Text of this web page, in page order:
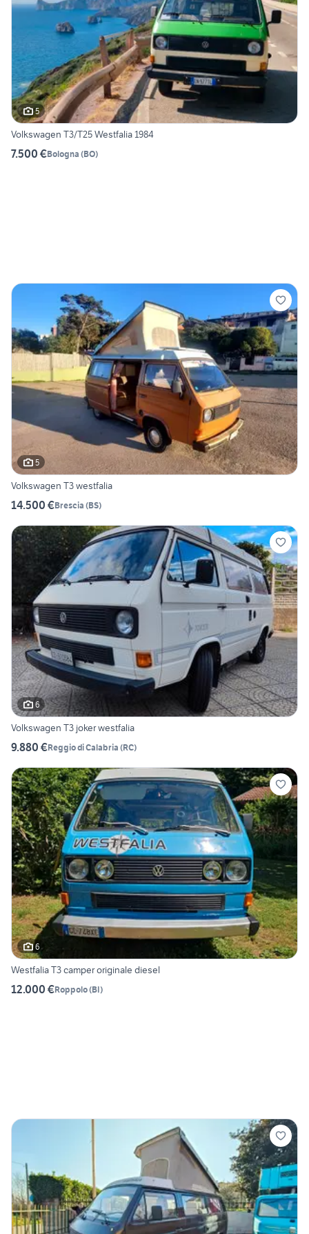
5
Volkswagen T3/T25 Westfalia 1984
7.500 €Bologna (BO)
5
Volkswagen T3 westfalia
14.500 €Brescia (BS)
6
Volkswagen T3 joker westfalia
9.880 €Reggio di Calabria (RC)
6
Westfalia T3 camper originale diesel
12.000 €Roppolo(BI)